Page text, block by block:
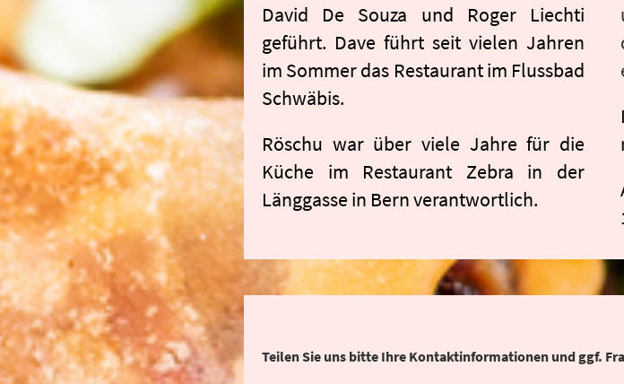
David De Souza und Roger Liechti
geführt. Dave führt seit vielen Jahren
im Sommer das Restaurant im Flussbad
Schwäbis.
Röschu war über viele Jahre für die
Küche im Restaurant Zebra in der
Länggasse in Bern verantwortlich.
Teilen Sie uns bitte Ihre Kontaktinformationen und ggf.